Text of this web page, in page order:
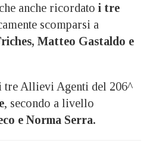
anche ricordato i tre
scomparsi a
Matteo Gastaldo e
tre Allievi Agenti del 206^
, secondo a livello
e Norma Serra.